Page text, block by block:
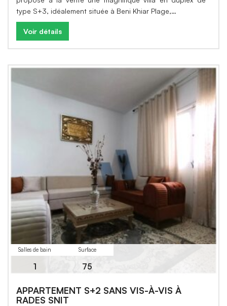
type S+3, idéalement située à Beni Khiar Plage,…
Voir détails
Salles de bain
1
Surface
75
APPARTEMENT S+2 SANS VIS-À-VIS À
RADES SNIT